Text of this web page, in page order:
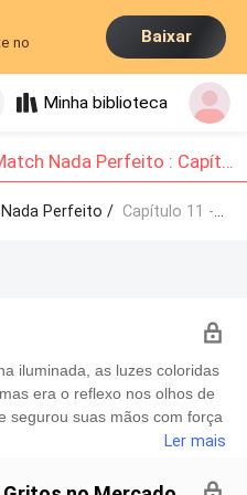
no
Baixar
Minha biblioteca
Todos os capítulos do Um Match Nada Perfeito : Capítulo 11 - Capítulo 20
Perfeito / Capítulo 11 - Capítulo 20
iluminada, as luzes coloridas
era o reflexo nos olhos de
segurou suas mãos com força
tocá-la, mas ancorá-la
sido mais firme com ela. Mais
Ler mais